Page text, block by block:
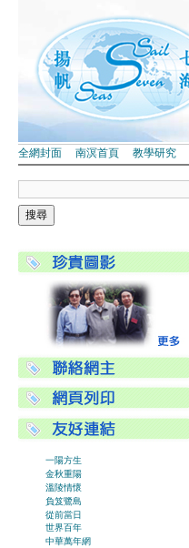
全網封面 南溟首頁 教學研究
一陽方生
金秋重陽
溫陵情懷
負笈鷺島
從前當日
世界百年
中華萬年網